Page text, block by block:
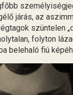
járás, az
szüntelen
folyton
belehaló fiú